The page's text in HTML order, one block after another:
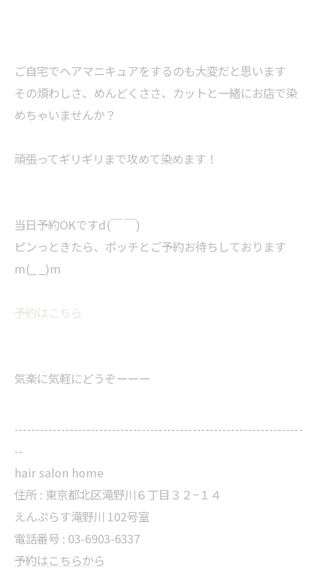
ご自宅でヘアマニキュアをするのも大変だと思います
その煩わしさ、めんどくささ、カットと一緒にお店で染
めちゃいませんか？
頑張ってギリギリまで攻めて染めます！
当日予約OKですd(￣ ￣)
ピンっときたら、ポッチとご予約お待ちしております
m(_ _)m
予約はこちら
気楽に気軽にどうぞーーー
--------------------------------------------------------------------
--
hair salon home
住所 : 東京都北区滝野川６丁目３２−１４
えんぷらす滝野川 102号室
電話番号 : 03-6903-6337
予約はこちらから